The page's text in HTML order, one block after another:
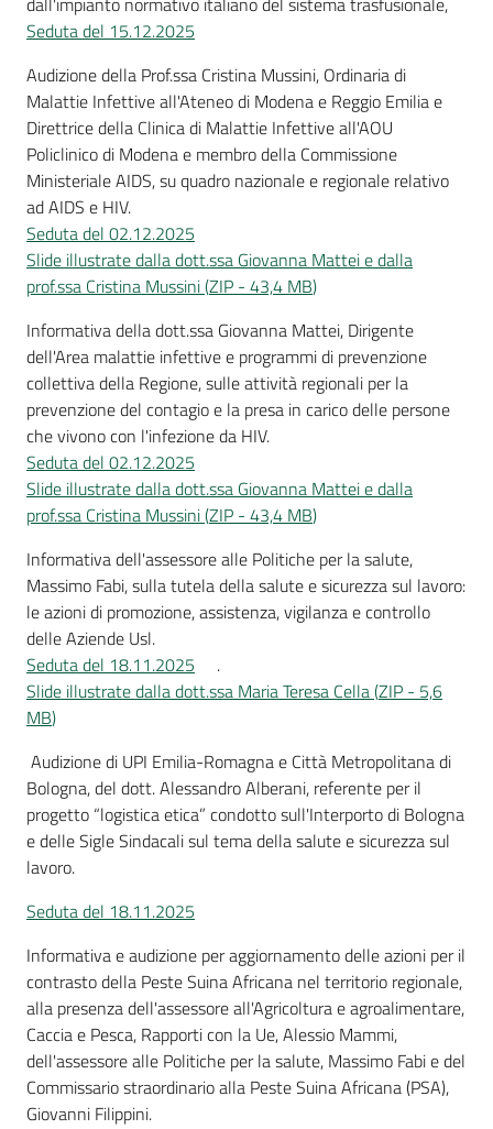
Seduta del 15.12.2025
Audizione della Prof.ssa Cristina Mussini, Ordinaria di
Malattie Infettive all'Ateneo di Modena e Reggio Emilia e
Direttrice della Clinica di Malattie Infettive all'AOU
Policlinico di Modena e membro della Commissione
Ministeriale AIDS, su quadro nazionale e regionale relativo
ad AIDS e HIV.
Seduta del 02.12.2025
Slide illustrate dalla dott.ssa Giovanna Mattei e dalla
prof.ssa Cristina Mussini(ZIP - 43,4 MB)
Informativa della dott.ssa Giovanna Mattei, Dirigente
dell'Area malattie infettive e programmi di prevenzione
collettiva della Regione, sulle attività regionali per la
prevenzione del contagio e la presa in carico delle persone
che vivono con l'infezione da HIV.
Seduta del 02.12.2025
Slide illustrate dalla dott.ssa Giovanna Mattei e dalla
prof.ssa Cristina Mussini(ZIP - 43,4 MB)
Informativa dell'assessore alle Politiche per la salute,
Massimo Fabi, sulla tutela della salute e sicurezza sul lavoro:
le azioni di promozione, assistenza, vigilanza e controllo
delle Aziende Usl.
Seduta del 18.11.2025
.
Slide illustrate dalla dott.ssa Maria Teresa Cella(ZIP - 5,6
MB)
Audizione di UPI Emilia-Romagna e Città Metropolitana di
Bologna, del dott. Alessandro Alberani, referente per il
progetto “logistica etica” condotto sull'Interporto di Bologna
e delle Sigle Sindacali sul tema della salute e sicurezza sul
lavoro.
Seduta del 18.11.2025
Informativa e audizione per aggiornamento delle azioni per il
contrasto della Peste Suina Africana nel territorio regionale,
alla presenza dell'assessore all'Agricoltura e agroalimentare,
Caccia e Pesca, Rapporti con la Ue, Alessio Mammi,
dell'assessore alle Politiche per la salute, Massimo Fabi e del
Commissario straordinario alla Peste Suina Africana (PSA),
Giovanni Filippini.